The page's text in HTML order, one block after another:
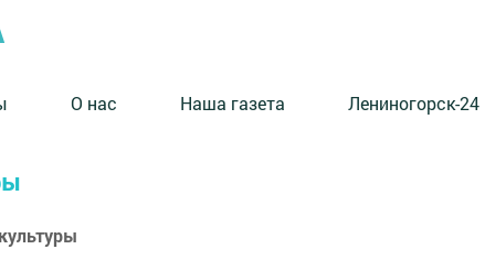
О нас Наша газета Лениногорск-24